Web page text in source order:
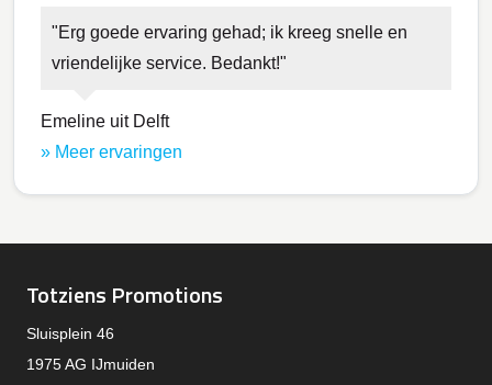
Erg goede ervaring gehad; ik kreeg snelle en
vriendelijke service. Bedankt!
Emeline uit Delft
» Meer ervaringen
Totziens Promotions
Sluisplein 46
1975 AG IJmuiden